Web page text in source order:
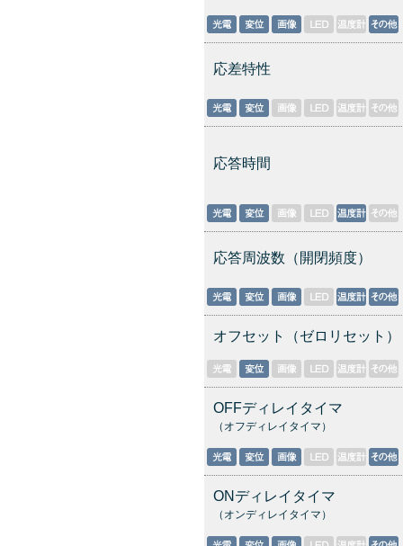
応差特性
応答時間
応答周波数（開閉頻度）
オフセット（ゼロリセット）
OFFディレイタイマ
（オフディレイタイマ）
ONディレイタイマ
（オンディレイタイマ）